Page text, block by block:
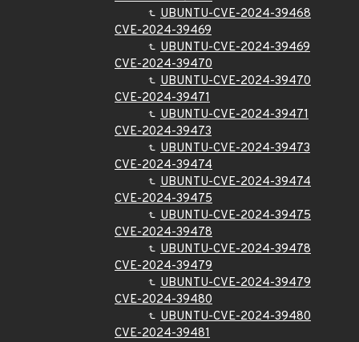
UBUNTU-CVE-2024-39468
CVE-2024-39469
UBUNTU-CVE-2024-39469
CVE-2024-39470
UBUNTU-CVE-2024-39470
CVE-2024-39471
UBUNTU-CVE-2024-39471
CVE-2024-39473
UBUNTU-CVE-2024-39473
CVE-2024-39474
UBUNTU-CVE-2024-39474
CVE-2024-39475
UBUNTU-CVE-2024-39475
CVE-2024-39478
UBUNTU-CVE-2024-39478
CVE-2024-39479
UBUNTU-CVE-2024-39479
CVE-2024-39480
UBUNTU-CVE-2024-39480
CVE-2024-39481